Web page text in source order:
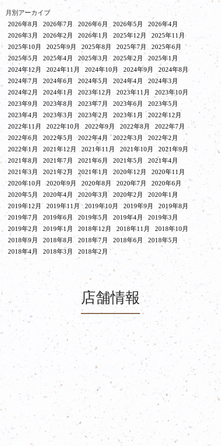
月別アーカイブ
2026年8月
2026年7月 2026年6月 2026年5月
2026年4月
2026年3月
2026年2月 2026年1月 2025年12月
2025年11月
2025年10月
2025年9月 2025年8月 2025年7月
2025年6月
2025年5月
2025年4月 2025年3月 2025年2月
2025年1月
2024年12月
2024年11月 2024年10月 2024年9月
2024年8月
2024年7月
2024年6月 2024年5月 2024年4月
2024年3月
2024年2月
2024年1月 2023年12月 2023年11月
2023年10月
2023年9月
2023年8月 2023年7月 2023年6月
2023年5月
2023年4月
2023年3月 2023年2月 2023年1月
2022年12月
2022年11月
2022年10月 2022年9月 2022年8月
2022年7月
2022年6月
2022年5月 2022年4月 2022年3月
2022年2月
2022年1月
2021年12月 2021年11月 2021年10月
2021年9月
2021年8月
2021年7月 2021年6月 2021年5月
2021年4月
2021年3月
2021年2月 2021年1月 2020年12月
2020年11月
2020年10月
2020年9月 2020年8月 2020年7月
2020年6月
2020年5月
2020年4月 2020年3月 2020年2月
2020年1月
2019年12月
2019年11月 2019年10月 2019年9月
2019年8月
2019年7月
2019年6月 2019年5月 2019年4月
2019年3月
2019年2月
2019年1月 2018年12月 2018年11月
2018年10月
2018年9月
2018年8月 2018年7月 2018年6月
2018年5月
2018年4月
2018年3月 2018年2月
店舗情報